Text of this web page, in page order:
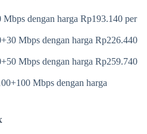
Mbps dengan harga Rp193.140 per
Mbps dengan harga Rp226.440
Mbps dengan harga Rp259.740
Mbps dengan harga